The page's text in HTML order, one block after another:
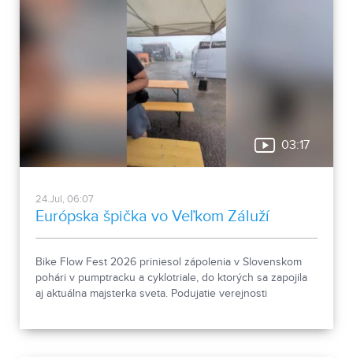
03:17
24.Jul, 06:07
Európska špička vo Veľkom Záluží
Bike Flow Fest 2026 priniesol zápolenia v Slovenskom
pohári v pumptracku a cyklotriale, do ktorých sa zapojila
aj aktuálna majsterka sveta. Podujatie verejnosti